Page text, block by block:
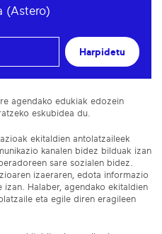
(Astero)
Harpidetu
agendako edukiak edozein
eskubidea du.
ekitaldien antolatzaileek
kanalen bidez bilduak izan
sare sozialen bidez.
izaeraren, edota informazio
Halaber, agendako ekitaldien
eta egile diren eragileen